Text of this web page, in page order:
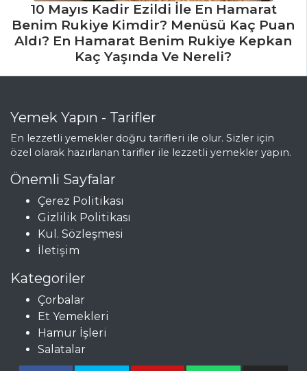
10 Mayıs Kadir Ezildi İle En Hamarat
Benim Rukiye Kimdir? Menüsü Kaç Puan
Aldı? En Hamarat Benim Rukiye Kepkan
Kaç Yaşında Ve Nereli?
Yemek Yapın - Tarifler
En lezzetli yemekler doğru tarifleri ile olur. Sizler için
özel olarak hazırlanan tarifler ile lezzetli yemekler yapın.
Önemli Sayfalar
Çerez Politikası
Gizlilik Politikası
Kul. Sözleşmesi
İletişim
Kategoriler
Çorbalar
Et Yemekleri
Hamur İşleri
Salatalar